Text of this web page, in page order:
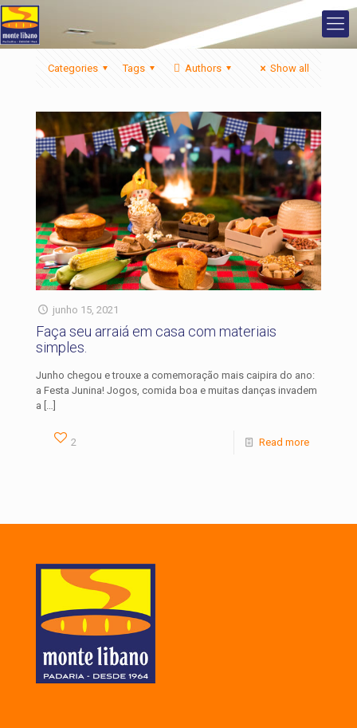
Categories Tags Authors Show all
junho 15, 2021
Faça seu arraiá em casa com materiais
simples.
Junho chegou e trouxe a comemoração mais caipira do ano:
a Festa Junina! Jogos, comida boa e muitas danças invadem
a […]
2 Read more